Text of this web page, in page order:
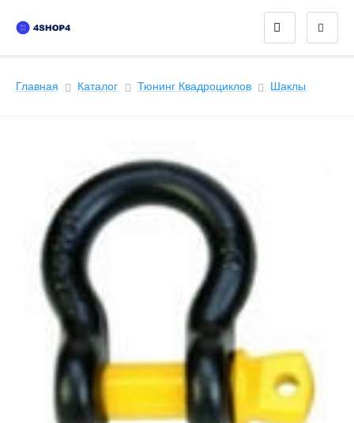
Главная Каталог Тюнинг Квадроциклов Шаклы